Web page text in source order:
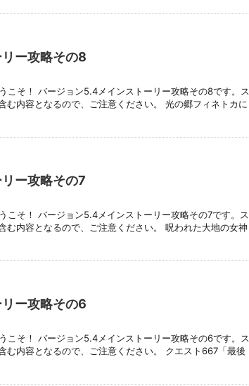
ー攻略その8
こそ！ バージョン5.4メインストーリー攻略その8です。ス
む内容となるので、ご注意ください。 光の郷フィネトカに
ー攻略その7
こそ！ バージョン5.4メインストーリー攻略その7です。ス
む内容となるので、ご注意ください。 呪われた大地の女神
ー攻略その6
こそ！ バージョン5.4メインストーリー攻略その6です。ス
む内容となるので、ご注意ください。 クエスト667「最後